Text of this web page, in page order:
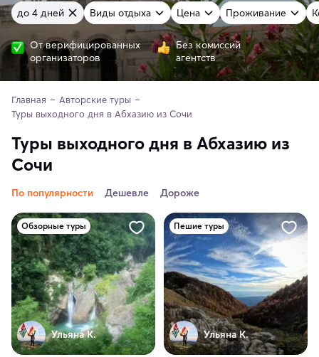
до 4 дней Виды отдыха Цена Проживание
От верифицированных
организаторов
Без комиссий
агентств
Главная
Авторские туры
Туры выходного дня в Абхазию из Сочи
Туры выходного дня в Абхазию из
Сочи
По популярности Дешевле Дороже
Обзорные туры
Ульяна К.
Пешие туры
Ульяна К.